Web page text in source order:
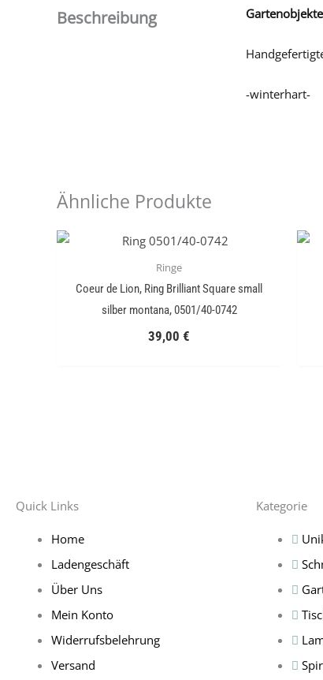
Beschreibung
-winterhart-
Ähnliche Produkte
Ringe
Coeur de Lion, Ring Brilliant Square small
silber montana, 0501/40-0742
39,00 €
Quick Links
Home
Ladengeschäft
Über Uns
Mein Konto
Widerrufsbelehrung
Versand
Kategorie